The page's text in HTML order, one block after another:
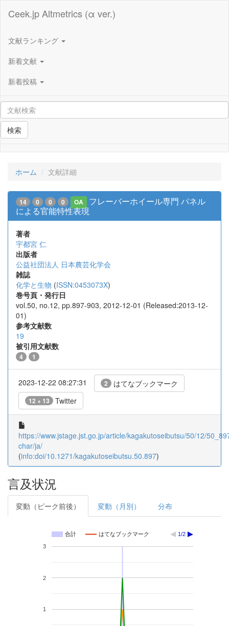
Ceek.jp Altmetrics (α ver.)
文献ランキング
新着文献
新着投稿
検索
ホーム 文献詳細
14 0 0 0 OA
フレーバーホイール専門 パネル
による官能特性表現
著者
宇都宮 仁
出版者
公益社団法人 日本農芸化学会
雑誌
化学と生物 (ISSN:0453073X)
巻号頁・発行日
vol.50, no.12, pp.897-903, 2012-12-01 (Released:2013-12-
01)
参考文献数
19
被引用文献数
4 1
2023-12-22 08:27:31 2 はてなブックマーク
12 + 13 Twitter
https://www.jstage.jst.go.jp/article/kagakutoseibutsu/50/12/
char/ja/
(info:doi/10.1271/kagakutoseibutsu.50.897)
言及状況
変動（ピーク前後） 変動（月別） 分布
合計 はてなブックマーク 1/2
1
2
3